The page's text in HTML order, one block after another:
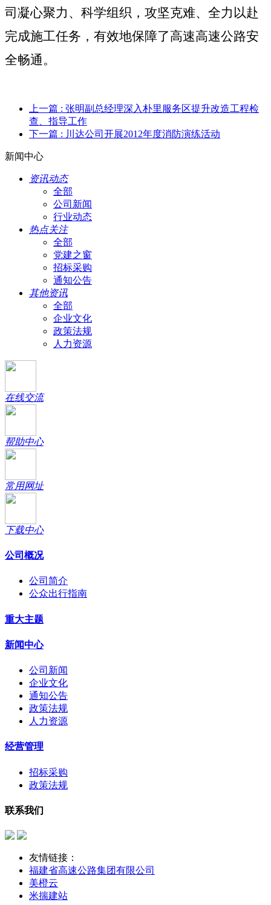
司凝心聚力、科学组织，攻坚克难、全力以赴
完成施工任务，有效地保障了高速高速公路安
全畅通。
上一篇 : 张明副总经理深入朴里服务区提升改造工程检
查、指导工作
下一篇 : 川达公司开展2012年度消防演练活动
新闻中心
资讯动态
全部
公司新闻
行业动态
热点关注
全部
党建之窗
招标采购
通知公告
其他资讯
全部
企业文化
政策法规
人力资源
在线交流
帮助中心
常用网址
下载中心
公司概况
公司简介
公众出行指南
重大主题
新闻中心
公司新闻
企业文化
通知公告
政策法规
人力资源
经营管理
招标采购
政策法规
联系我们
友情链接：
福建省高速公路集团有限公司
美橙云
米揣建站